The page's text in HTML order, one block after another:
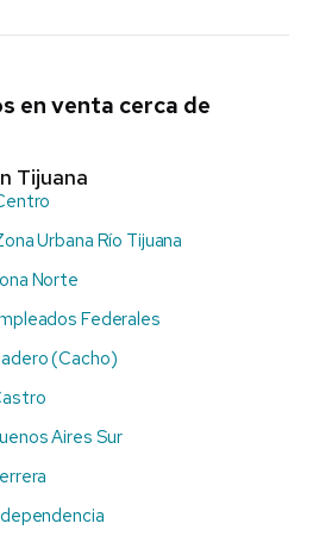
en venta cerca de
Tijuana
Urbana Río Tijuana
Norte
Federales
(Cacho)
Aires Sur